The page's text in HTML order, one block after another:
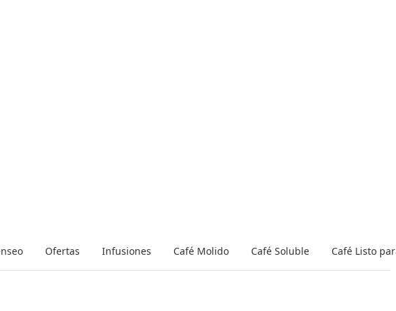
Ofertas Infusiones Café Molido Café Soluble Café Listo